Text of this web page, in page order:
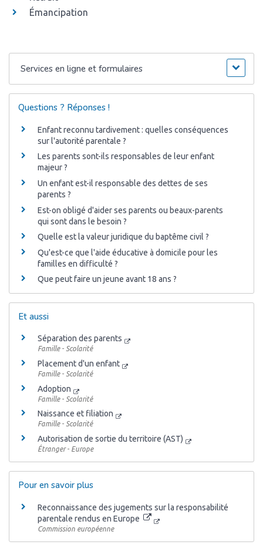
Émancipation
Services en ligne et formulaires
Questions ? Réponses !
Enfant reconnu tardivement : quelles conséquences
sur l'autorité parentale ?
Les parents sont-ils responsables de leur enfant
majeur ?
Un enfant est-il responsable des dettes de ses
parents ?
Est-on obligé d'aider ses parents ou beaux-parents
qui sont dans le besoin ?
Quelle est la valeur juridique du baptême civil ?
Qu'est-ce que l'aide éducative à domicile pour les
familles en difficulté ?
Que peut faire un jeune avant 18 ans ?
Et aussi
Séparation des parents
Famille - Scolarité
Placement d'un enfant
Famille - Scolarité
Adoption
Famille - Scolarité
Naissance et filiation
Famille - Scolarité
Autorisation de sortie du territoire (AST)
Étranger - Europe
Pour en savoir plus
Reconnaissance des jugements sur la responsabilité
parentale rendus en Europe
Commission européenne